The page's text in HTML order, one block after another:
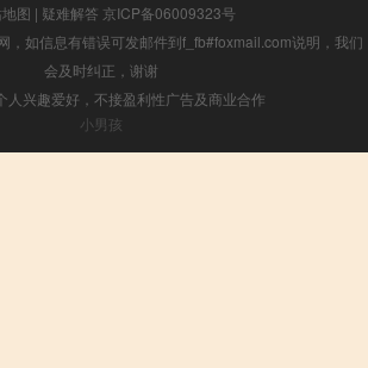
图 | 疑难解答 京ICP备06009323号
，如信息有错误可发邮件到f_fb#foxmail.com说明，我们
会及时纠正，谢谢
人兴趣爱好，不接盈利性广告及商业合作
小男孩